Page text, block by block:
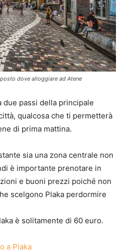
dove alloggiare ad Atene
due passi della principale
qualcosa che ti permetterà
di prima mattina.
sia una zona centrale non
è importante prenotare in
e buoni prezzi poiché non
scelgono Plaka perdormire
è solitamente di 60 euro.
a Plaka